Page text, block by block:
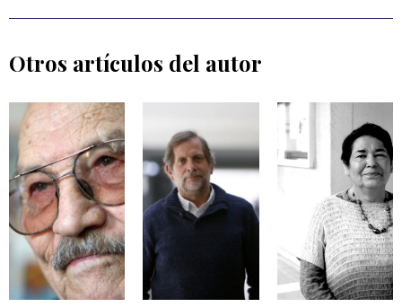
Otros artículos del autor